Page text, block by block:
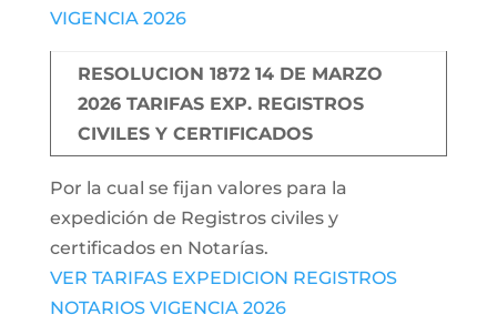
VIGENCIA 2026
RESOLUCION 1872 14 DE MARZO
2026 TARIFAS EXP. REGISTROS
CIVILES Y CERTIFICADOS
Por la cual se fijan valores para la
expedición de Registros civiles y
certificados en Notarías.
VER TARIFAS EXPEDICION REGISTROS
NOTARIOS VIGENCIA 2026